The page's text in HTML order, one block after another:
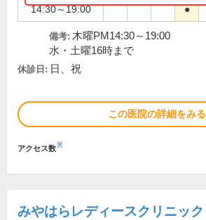
14:30～19:00 ●
備考: 木曜PM14:30～19:00
水・土曜16時まで
休診日: 日、祝
この医院の詳細をみる
アクセス数※
みやはらレディースクリニック